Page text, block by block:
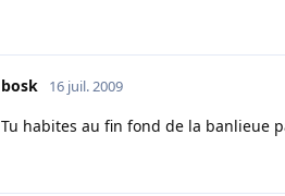
bosk 16 juil. 2009
Tu habites au fin fond de la banlieue